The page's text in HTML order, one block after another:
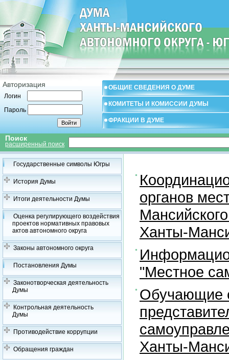
Авторизация
Логин
Пароль
ОБЩИЕ СВЕДЕНИЯ О ДУМЕ
КОМИТЕТЫ И КОМИССИИ ДУМЫ
ФРАКЦИИ В ДУМЕ
Поиск
расширенный поиск
Государственные символы Югры
История Думы
Итоги деятельности Думы
Оценка регулирующего воздействия
проектов нормативных правовых
актов автономного округа
Законы автономного округа
Постановления Думы
Законотворческая деятельность
Думы
Контрольная деятельность
Думы
Противодействие коррупции
Обращения граждан
органов
Ханты-
"Местное
Обучающие
Ханты-